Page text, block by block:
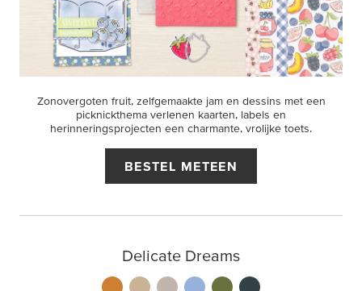
Zonovergoten fruit, zelfgemaakte jam en dessins met een
picknickthema verlenen kaarten, labels en
herinneringsprojecten een charmante, vrolijke toets.
BESTEL METEEN
Delicate Dreams